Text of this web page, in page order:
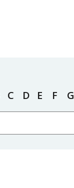
C D E F G